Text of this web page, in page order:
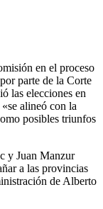
en el proceso
parte de la Corte
las elecciones en
alineó con la
posibles triunfos
y Juan Manzur
a las provincias
de Alberto